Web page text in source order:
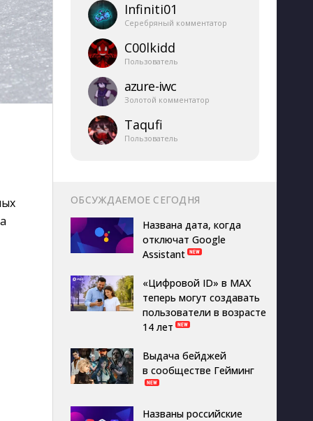
Infiniti01
Серебряный комментатор
C00lkidd
Пользователь
azure-​iwc
Золотой комментатор
Taqufi
Пользователь
ОБСУЖДАЕМОЕ СЕГОДНЯ
Названа дата, когда
отключат Google
Assistant
«Цифровой ID» в MAX
теперь могут создавать
пользователи в возрасте
14 лет
Выдача бейджей
в сообществе Гейминг
Названы российские